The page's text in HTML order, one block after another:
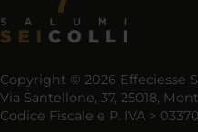
Copyright © 2026 Effeciesse
Via Santellone, 37, 25018,
Codice Fiscale e P. IVA >